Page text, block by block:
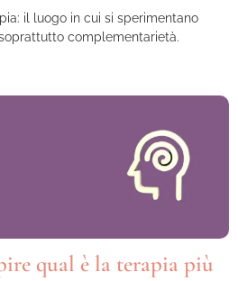
il luogo in cui si sperimentano
complementarietà.
qual è la terapia più